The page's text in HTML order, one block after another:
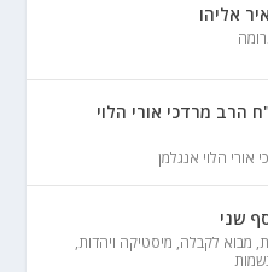
אליהו
מרדכי אורי הלוי
אורי הלוי אנגלמן
שני
, מבוא לקבלה, מיסטיקה ויהדות,